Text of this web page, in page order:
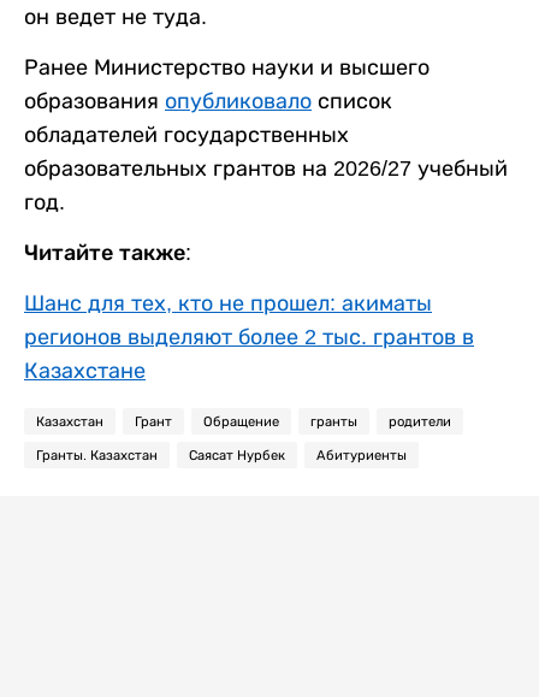
он ведет не туда.
Ранее Министерство науки и высшего
образования опубликовало список
обладателей государственных
образовательных грантов на 2026/27 учебный
год.
Читайте также:
Шанс для тех, кто не прошел: акиматы
регионов выделяют более 2 тыс. грантов в
Казахстане
Казахстан Грант Обращение гранты родители
Гранты. Казахстан Саясат Нурбек Абитуриенты